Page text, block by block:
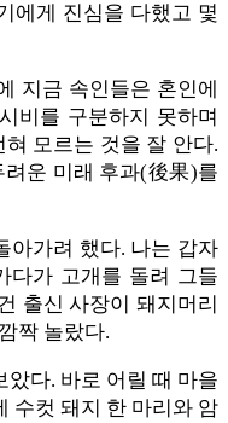
에게 진심을 다했고 몇
지금 속인들은 혼인에
비를 구분하지 못하며
모르는 것을 잘 안다.
운 미래 후과(後果)를
아가려 했다. 나는 갑자
다가 고개를 돌려 그들
출신 사장이 돼지머리
짝 놀랐다.
다. 바로 어릴 때 마을
수컷 돼지 한 마리와 암